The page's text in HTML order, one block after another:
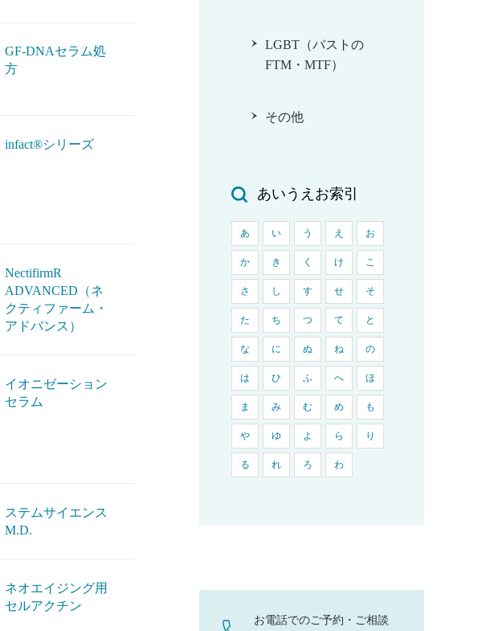
LGBT（バストの
FTM・MTF）
その他
あいうえお索引
あ い う え お
か き く け こ
さ し す せ そ
た ち つ て と
な に ぬ ね の
は ひ ふ へ ほ
ま み む め も
や ゆ よ ら り
る れ ろ わ
お電話でのご予約・ご相談
GF-DNAセラム処
方
infact®シリーズ
NectifirmR
ADVANCED（ネ
クティファーム・
アドバンス）
イオニゼーション
セラム
ステムサイエンス
M.D.
ネオエイジング用
セルアクチン